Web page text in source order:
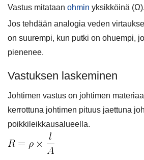
Vastus mitataan ohmin yksikköinä (Ω).
Jos tehdään analogia veden
on suurempi, kun putki on ohuempi,
pienenee.
Vastuksen laskeminen
Johtimen vastus on johtimen
kerrottuna johtimen pituus jaettuna
poikkileikkausalueella.